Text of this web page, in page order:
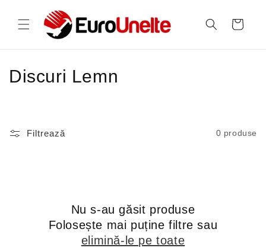
conținut
Coș
C
Discuri Lemn
Filtrează 0 produse
Nu s-au găsit produse
Folosește mai puține filtre sau
elimină-le pe toate